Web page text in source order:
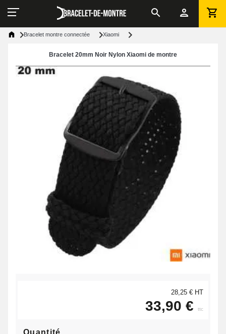
Bracelet montre connectée Xiaomi
Bracelet 20mm Noir Nylon Xiaomi de montre
28,25 € HT
33,90 € ttc
Quantité